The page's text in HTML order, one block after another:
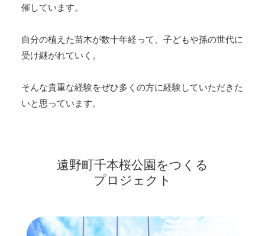
催しています。
自分の植えた苗木が数十年経って、子どもや孫の世代に
受け継がれていく。
そんな貴重な経験をぜひ多くの方に経験していただきた
いと思っています。
遠野町千本桜公園をつくる
プロジェクト